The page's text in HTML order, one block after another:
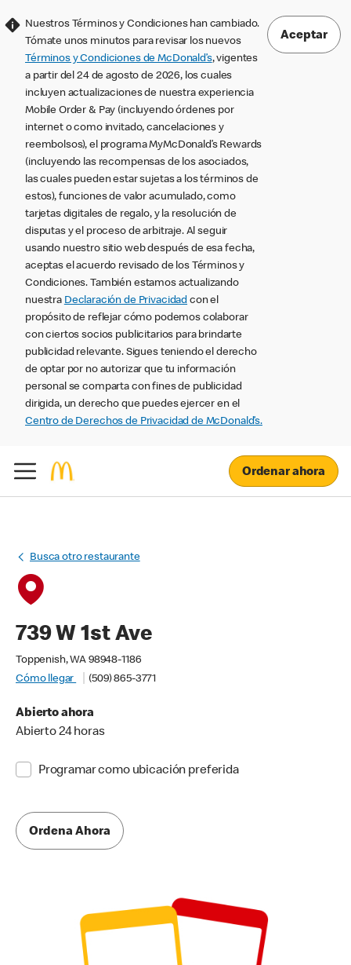
Nuestros Términos y Condiciones han cambiado.
Tómate unos minutos para revisar los nuevos
Términos y Condiciones de McDonald’s, vigentes
a partir del 24 de agosto de 2026, los cuales
incluyen actualizaciones de nuestra experiencia
Mobile Order & Pay (incluyendo órdenes por
internet o como invitado, cancelaciones y
reembolsos), el programa MyMcDonald’s Rewards
(incluyendo las recompensas de los asociados,
las cuales pueden estar sujetas a los términos de
estos), funciones de valor acumulado, como
tarjetas digitales de regalo, y la resolución de
disputas y el proceso de arbitraje. Al seguir
usando nuestro sitio web después de esa fecha,
aceptas el acuerdo revisado de los Términos y
Condiciones. También estamos actualizando
nuestra Declaración de Privacidad con el
propósito de reflejar cómo podemos colaborar
con ciertos socios publicitarios para brindarte
publicidad relevante. Sigues teniendo el derecho
de optar por no autorizar que tu información
personal se comparta con fines de publicidad
dirigida, un derecho que puedes ejercer en el
Centro de Derechos de Privacidad de McDonald’s.
Aceptar
Ordenar ahora
Busca otro restaurante
739 W 1st Ave
Toppenish, WA 98948-1186
Cómo llegar
(509) 865-3771
Abierto ahora
Abierto 24 horas
Programar como ubicación preferida
Ordena Ahora